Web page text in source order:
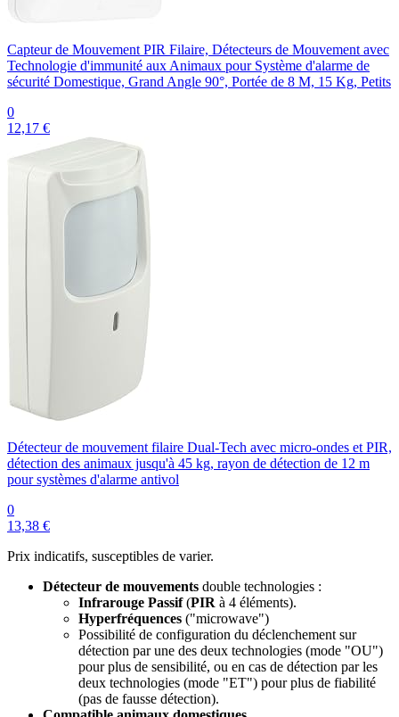
Capteur de Mouvement PIR Filaire, Détecteurs de Mouvement avec
Technologie d'immunité aux Animaux pour Système d'alarme de
sécurité Domestique, Grand Angle 90°, Portée de 8 M, 15 Kg, Petits
0
12,17 €
Détecteur de mouvement filaire Dual-Tech avec micro-ondes et PIR,
détection des animaux jusqu'à 45 kg, rayon de détection de 12 m
pour systèmes d'alarme antivol
0
13,38 €
Prix indicatifs, susceptibles de varier.
Détecteur de mouvements double technologies :
Infrarouge Passif(PIR à 4 éléments).
Hyperfréquences ("microwave")
Possibilité de configuration du déclenchement sur
détection par une des deux technologies (mode "OU")
pour plus de sensibilité, ou en cas de détection par les
deux technologies (mode "ET") pour plus de fiabilité
(pas de fausse détection).